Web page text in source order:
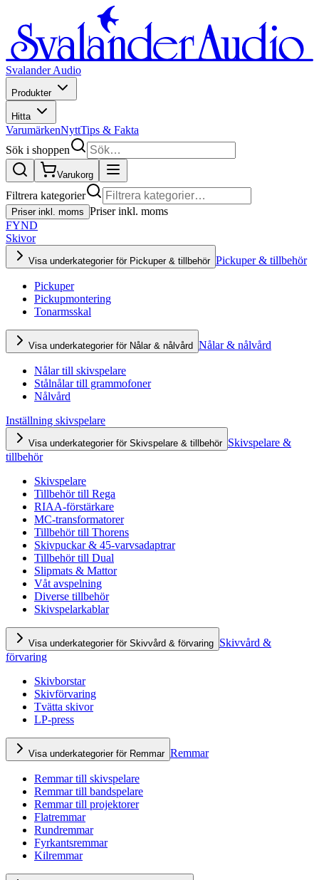
Svalander Audio
Produkter
Hitta
VarumärkenNyttTips & Fakta
Sök i shoppen
Varukorg
Filtrera kategorier
Priser inkl. moms Priser inkl. moms
FYND
Skivor
Visa underkategorier för Pickuper & tillbehör Pickuper & tillbehör
Pickuper
Pickupmontering
Tonarmsskal
Visa underkategorier för Nålar & nålvård Nålar & nålvård
Nålar till skivspelare
Stålnålar till grammofoner
Nålvård
Inställning skivspelare
Visa underkategorier för Skivspelare & tillbehör Skivspelare &
tillbehör
Skivspelare
Tillbehör till Rega
RIAA-förstärkare
MC-transformatorer
Tillbehör till Thorens
Skivpuckar & 45-varvsadaptrar
Tillbehör till Dual
Slipmats & Mattor
Våt avspelning
Diverse tillbehör
Skivspelarkablar
Visa underkategorier för Skivvård & förvaring Skivvård &
förvaring
Skivborstar
Skivförvaring
Tvätta skivor
LP-press
Visa underkategorier för Remmar Remmar
Remmar till skivspelare
Remmar till bandspelare
Remmar till projektorer
Flatremmar
Rundremmar
Fyrkantsremmar
Kilremmar